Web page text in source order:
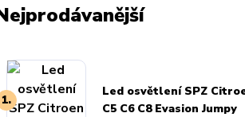
1.
Led osvětlení SPZ
C5 C6 C8 Evasion Jumpy